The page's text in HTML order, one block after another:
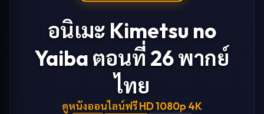
อนิเมะ Kimetsu no
Yaiba ตอนที่ 26 พากย์
ไทย
ดูหนังออนไลน์ฟรี HD 1080p 4K